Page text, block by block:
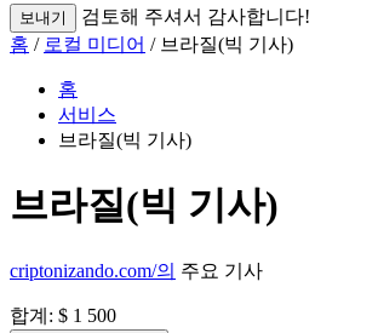
보내기
검토해 주셔서 감사합니다!
홈 / 로컬 미디어 / 브라질(빅 기사)
홈
서비스
브라질(빅 기사)
브라질(빅 기사)
criptonizando.com/의 주요 기사
합계: $ 1 500